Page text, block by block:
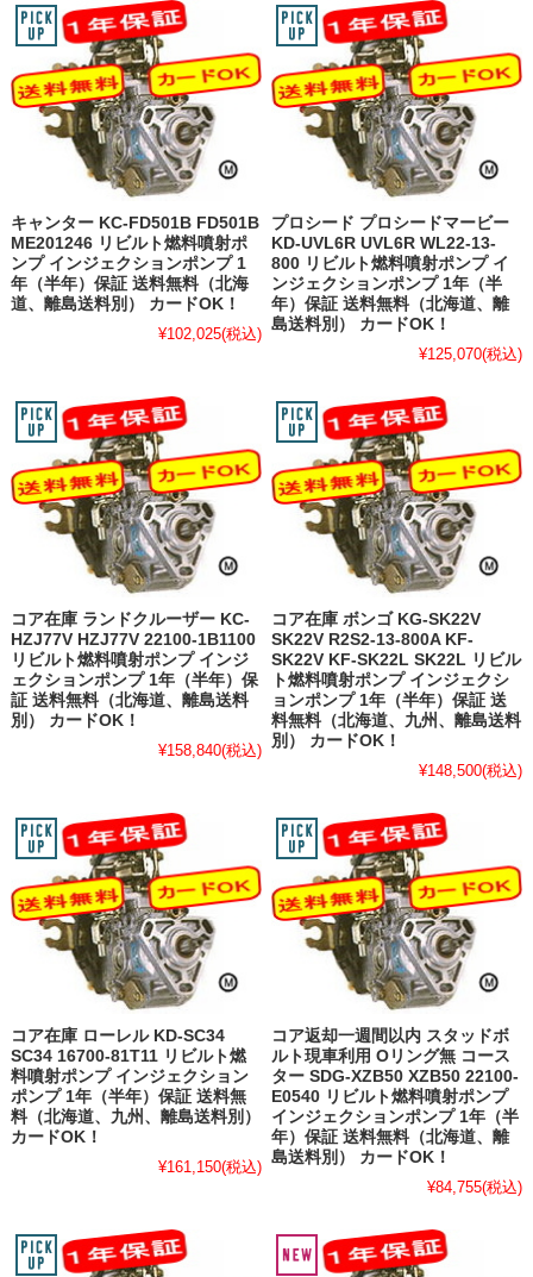
キャンター KC-FD501B FD501B
ME201246 リビルト燃料噴射ポ
ンプ インジェクションポンプ 1
年（半年）保証 送料無料（北海
道、離島送料別） カードOK！
¥102,025(税込)
プロシード プロシードマービー
KD-UVL6R UVL6R WL22-13-
800 リビルト燃料噴射ポンプ イ
ンジェクションポンプ 1年（半
年）保証 送料無料（北海道、離
島送料別） カードOK！
¥125,070(税込)
コア在庫 ランドクルーザー KC-
HZJ77V HZJ77V 22100-1B1100
リビルト燃料噴射ポンプ インジ
ェクションポンプ 1年（半年）保
証 送料無料（北海道、離島送料
別） カードOK！
¥158,840(税込)
コア在庫 ボンゴ KG-SK22V
SK22V R2S2-13-800A KF-
SK22V KF-SK22L SK22L リビル
ト燃料噴射ポンプ インジェクシ
ョンポンプ 1年（半年）保証 送
料無料（北海道、九州、離島送料
別） カードOK！
¥148,500(税込)
コア在庫 ローレル KD-SC34
SC34 16700-81T11 リビルト燃
料噴射ポンプ インジェクション
ポンプ 1年（半年）保証 送料無
料（北海道、九州、離島送料別）
カードOK！
¥161,150(税込)
コア返却一週間以内 スタッドボ
ルト現車利用 Oリング無 コース
ター SDG-XZB50 XZB50 22100-
E0540 リビルト燃料噴射ポンプ
インジェクションポンプ 1年（半
年）保証 送料無料（北海道、離
島送料別） カードOK！
¥84,755(税込)